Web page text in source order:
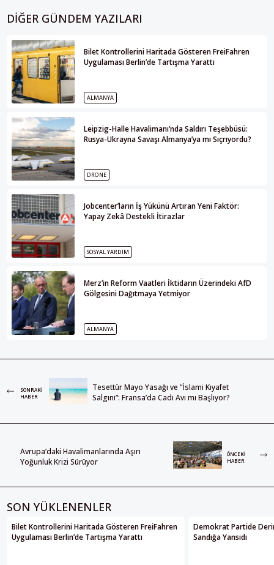
DIĞER GÜNDEM YAZILARI
Bilet Kontrollerini Haritada Gösteren FreiFahren
Uygulaması Berlin’de Tartışma Yarattı
ALMANYA
Leipzig-Halle Havalimanı’nda Saldırı Teşebbüsü:
Rusya-Ukrayna Savaşı Almanya’ya mı Sıçrıyordu?
DRONE
Jobcenter’ların İş Yükünü Artıran Yeni Faktör:
Yapay Zekâ Destekli İtirazlar
SOSYAL YARDIM
Merz’in Reform Vaatleri İktidarın Üzerindeki AfD
Gölgesini Dağıtmaya Yetmiyor
ALMANYA
SONRAKI
HABER
Tesettür Mayo Yasağı ve “İslami Kıyafet
Salgını”: Fransa’da Cadı Avı mı Başlıyor?
Avrupa’daki Havalimanlarında Aşırı
Yoğunluk Krizi Sürüyor
ÖNCEKI
HABER
SON YÜKLENENLER
Bilet Kontrollerini Haritada Gösteren FreiFahren
Uygulaması Berlin’de Tartışma Yarattı
Demokrat Partide
Sandığa Yansıdı